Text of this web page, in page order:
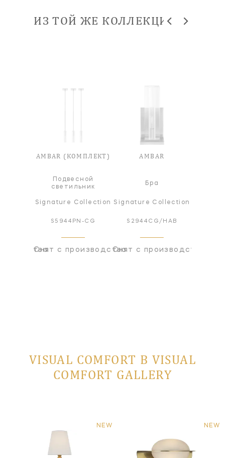
ИЗ ТОЙ ЖЕ КОЛЛЕКЦИИ
AMBAR (КОМПЛЕКТ)
Подвесной
светильник
Signature Collection
S5944PN-CG
Снят с производства
AMBAR
Бра
Signature Collection
S2944CG/HAB
Снят с производстваСнят с
VISUAL COMFORT В VISUAL
COMFORT GALLERY
NEW NEW